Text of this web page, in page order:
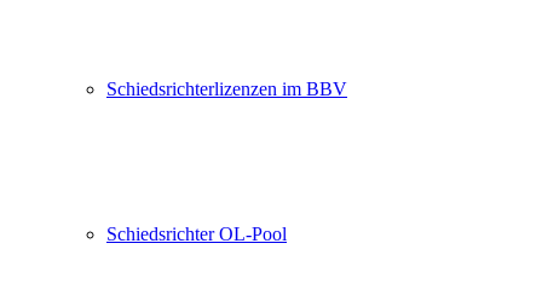
Schiedsrichterlizenzen im BBV
Schiedsrichter OL-Pool